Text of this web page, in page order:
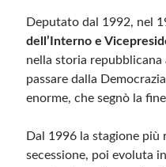
Deputato dal 1992, nel
dell’Interno e
nella storia repubblicana
passare dalla
enorme, che segnò la
Dal 1996 la stagione più
secessione, poi evoluta